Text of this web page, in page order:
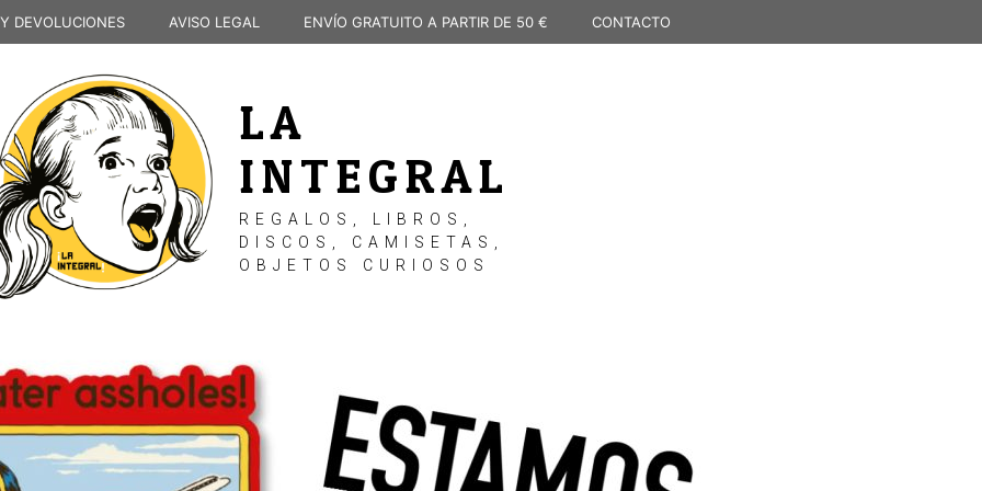
DEVOLUCIONES AVISO LEGAL ENVÍO GRATUITO A PARTIR DE 50 € CONTACTO
LA
INTEGRAL
REGALOS, LIBROS,
DISCOS, CAMISETAS,
OBJETOS CURIOSOS